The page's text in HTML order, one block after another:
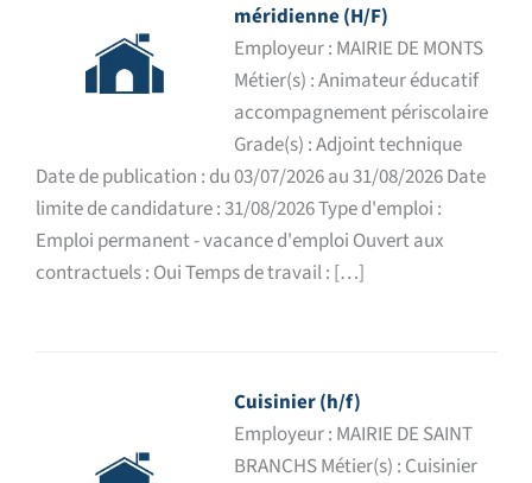
méridienne (H/F)
Employeur : MAIRIE DE MONTS
Métier(s) : Animateur éducatif
accompagnement périscolaire
Grade(s) : Adjoint technique
Date de publication : du 03/07/2026 au 31/08/2026 Date
limite de candidature : 31/08/2026 Type d'emploi :
Emploi permanent - vacance d'emploi Ouvert aux
contractuels : Oui Temps de travail : […]
Cuisinier (h/f)
Employeur : MAIRIE DE SAINT
BRANCHS Métier(s) : Cuisinier